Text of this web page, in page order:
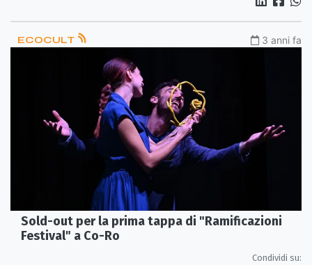
ECOCULT 3 anni fa
Sold-out per la prima tappa di "Ramificazioni
Festival" a Co-Ro
Condividi su: